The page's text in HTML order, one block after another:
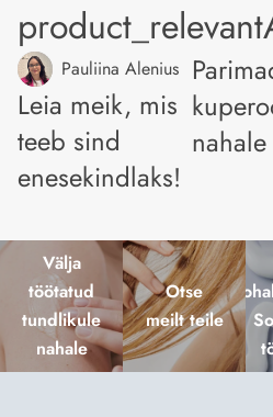
Pauliina Alenius
Leia meik, mis
teeb sind
enesekindlaks!
nahale
Välja
töötatud
tundlikule
nahale
Otse
meilt teile